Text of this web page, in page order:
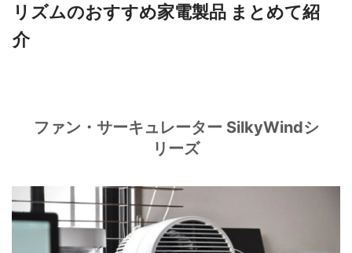
リズムのおすすめ家電製品 まとめて紹
介
ファン・サーキュレーター SilkyWindシ
リーズ